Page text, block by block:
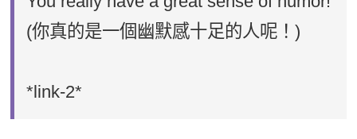
(你真的是一個幽默感十足的人呢！)
*link-2*